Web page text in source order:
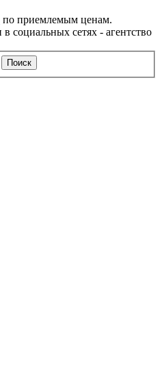
по приемлемым ценам.
социальных сетях - агентство